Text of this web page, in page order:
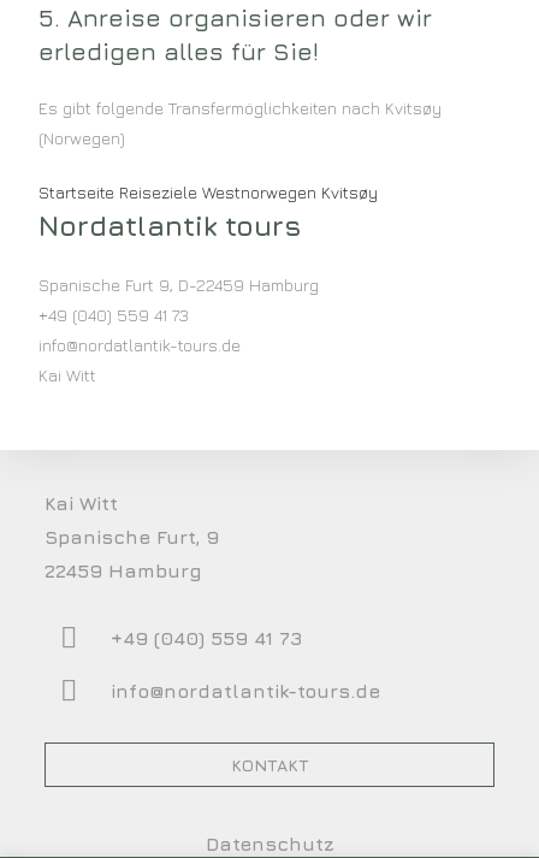
5. Anreise organisieren oder wir
erledigen alles für Sie!
Es gibt folgende Transfermöglichkeiten nach Kvitsøy
(Norwegen)
Startseite Reiseziele Westnorwegen Kvitsøy
Nordatlantik tours
Spanische Furt 9, D-22459 Hamburg
+49 (040) 559 41 73
info@nordatlantik-tours.de
Kai Witt
Kai Witt
Spanische Furt, 9
22459 Hamburg
+49 (040) 559 41 73
info@nordatlantik-tours.de
KONTAKT
Datenschutz